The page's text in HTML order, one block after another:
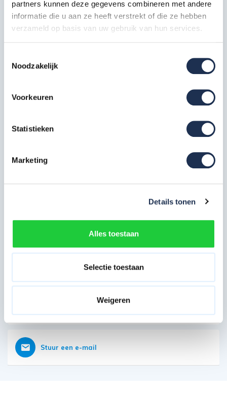
partners kunnen deze gegevens combineren met andere
informatie die u aan ze heeft verstrekt of die ze hebben
verzameld op basis van uw gebruik van hun services.
Noodzakelijk
Voorkeuren
Statistieken
Marketing
Details tonen
Alles toestaan
Selectie toestaan
Weigeren
safety1.jpg
EAN
Meest behulpzame reviews
veiligheidsnormen
Eerder bekeken door jou
Onze klantenservice is vanaf weer geopend
Bereikbaar op 085 - 06 56 19 2
Vraag nu direct een offerte aan
Stuur een e-mail